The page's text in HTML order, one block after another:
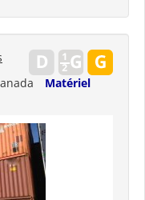
Matériel